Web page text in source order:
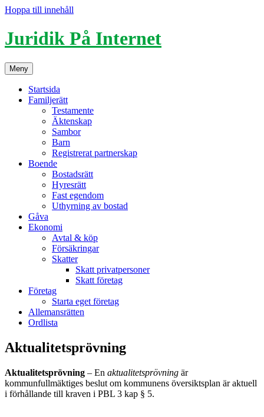
Hoppa till innehåll
Juridik På Internet
Meny
Startsida
Familjerätt
Testamente
Äktenskap
Sambor
Barn
Registrerat partnerskap
Boende
Bostadsrätt
Hyresrätt
Fast egendom
Uthyrning av bostad
Gåva
Ekonomi
Avtal & köp
Försäkringar
Skatter
Skatt privatpersoner
Skatt företag
Företag
Starta eget företag
Allemansrätten
Ordlista
Aktualitetsprövning
Aktualitetsprövning – En aktualitetsprövning är
kommunfullmäktiges beslut om kommunens översiktsplan är aktuell
i förhållande till kraven i PBL 3 kap § 5.